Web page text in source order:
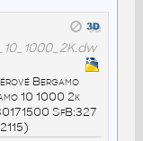
Bergamo
10 1000 2k
SfB:327